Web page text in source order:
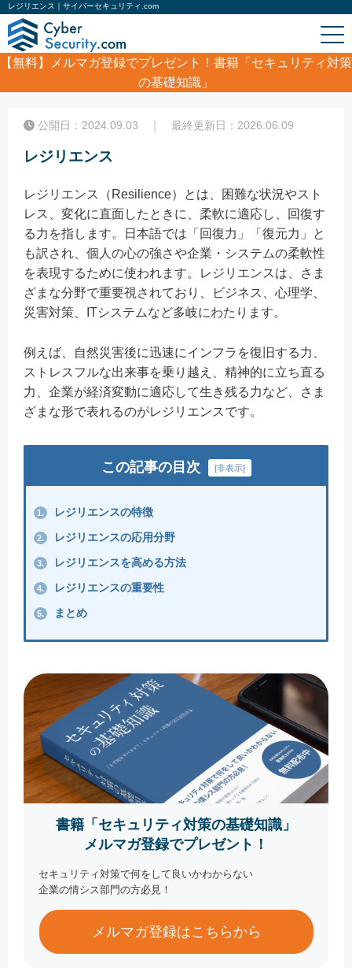
レジリエンス｜サイバーセキュリティ.com
【無料】
メルマガ登録でプレゼント！書籍「セキュリティ対策
の基礎知識」
レジリエンス
公開日：2024.09.03 ｜ 最終更新日：2026.06.09
レジリエンス
レジリエンス（Resilience）とは、困難な状況やスト
レス、変化に直面したときに、柔軟に適応し、回復す
る力を指します。日本語では「回復力」「復元力」と
も訳され、個人の心の強さや企業・システムの柔軟性
を表現するために使われます。レジリエンスは、さま
ざまな分野で重要視されており、ビジネス、心理学、
災害対策、ITシステムなど多岐にわたります。
例えば、自然災害後に迅速にインフラを復旧する力、
ストレスフルな出来事を乗り越え、精神的に立ち直る
力、企業が経済変動に適応して生き残る力など、さま
ざまな形で表れるのがレジリエンスです。
この記事の目次 [非表示]
1. レジリエンスの特徴
2. レジリエンスの応用分野
3. レジリエンスを高める方法
4. レジリエンスの重要性
5. まとめ
書籍「セキュリティ対策の基礎知識」
メルマガ登録でプレゼント！
セキュリティ対策で何をして良いかわからない
企業の情シス部門の方必見！
メルマガ登録はこちらから